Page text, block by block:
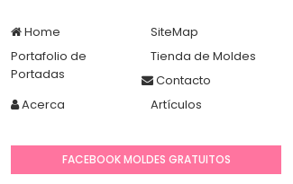
Home
SiteMap
Portafolio de
Portadas
Tienda de Moldes
Contacto
Artículos
Acerca
FACEBOOK MOLDES GRATUITOS